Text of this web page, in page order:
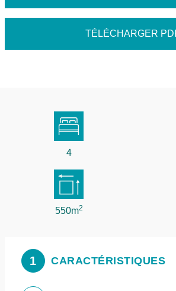
TÉLÉCHARGER
4
550m2
1 CARACTÉRISTIQUES